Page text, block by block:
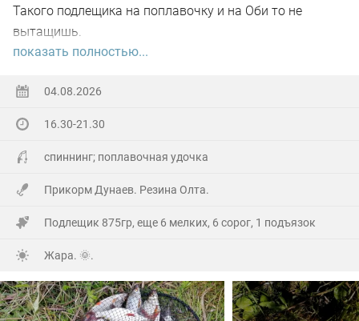
Такого подлещика на поплавочку и на Оби то не
вытащишь.
поймал.
На заказе еще покидал спиннинг. Поймал 8 наников.
Отпустил, и пошел домой.
показать полностью...
04.08.2026
16.30-21.30
спиннинг; поплавочная удочка
Прикорм Дунаев. Резина Олта.
Подлещик 875гр, еще 6 мелких, 6 сорог, 1 подъязок
Жара. 🌞.